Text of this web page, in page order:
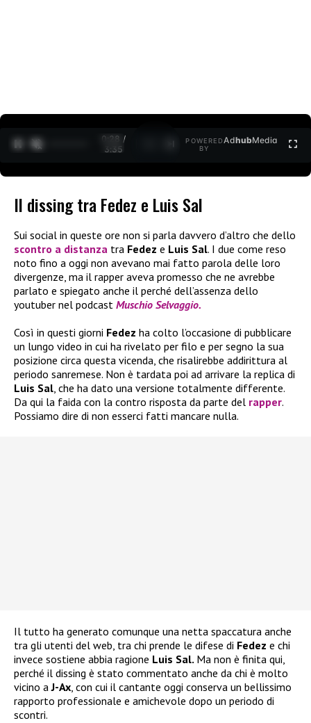
0:29 /
3:35
POWERED
BY
AdhubMedia
Il dissing tra Fedez e Luis Sal
Sui social in queste ore non si parla davvero d’altro che dello
scontro a distanza tra Fedez e Luis Sal. I due come reso
noto fino a oggi non avevano mai fatto parola delle loro
divergenze, ma il rapper aveva promesso che ne avrebbe
parlato e spiegato anche il perché dell’assenza dello
youtuber nel podcast Muschio Selvaggio.
Così in questi giorni Fedez ha colto l’occasione di pubblicare
un lungo video in cui ha rivelato per filo e per segno la sua
posizione circa questa vicenda, che risalirebbe addirittura al
periodo sanremese. Non è tardata poi ad arrivare la replica di
Luis Sal, che ha dato una versione totalmente differente.
Da qui la faida con la contro risposta da parte del rapper.
Possiamo dire di non esserci fatti mancare nulla.
Il tutto ha generato comunque una netta spaccatura anche
tra gli utenti del web, tra chi prende le difese di Fedez e chi
invece sostiene abbia ragione Luis Sal. Ma non è finita qui,
perché il dissing è stato commentato anche da chi è molto
vicino aJ-Ax, con cui il cantante oggi conserva un bellissimo
rapporto professionale e amichevole dopo un periodo di
scontri.